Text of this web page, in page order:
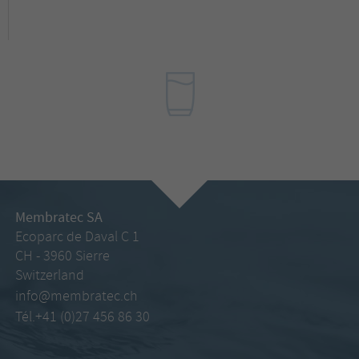
Membratec SA
Ecoparc de Daval C 1
CH - 3960 Sierre
Switzerland
info@membratec.ch
Tél.+41 (0)27 456 86 30